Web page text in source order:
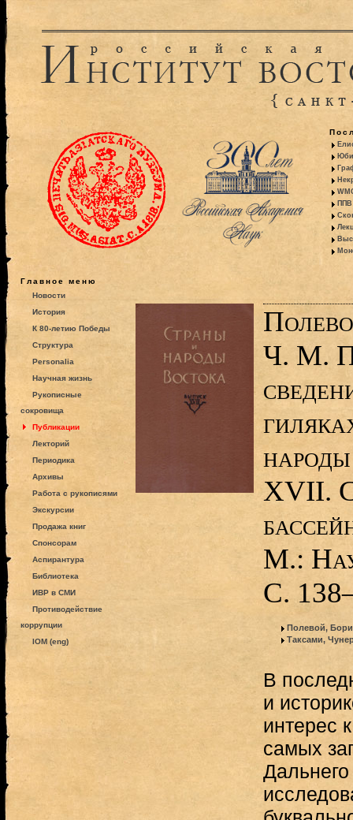
ППВ
Главное меню
Новости
История
К 80-летию Победы
Структура
Personalia
Научная жизнь
Рукописные
сокровища
Публикации
Лекторий
Периодика
Архивы
Работа с рукописями
Экскурсии
Продажа книг
Спонсорам
Аспирантура
Библиотека
ИВР в СМИ
Противодействие
коррупции
IOM (eng)
Ч. М.
XVII.
М.:
С.
Полевой,
Таксами,
В
и
интерес
самых